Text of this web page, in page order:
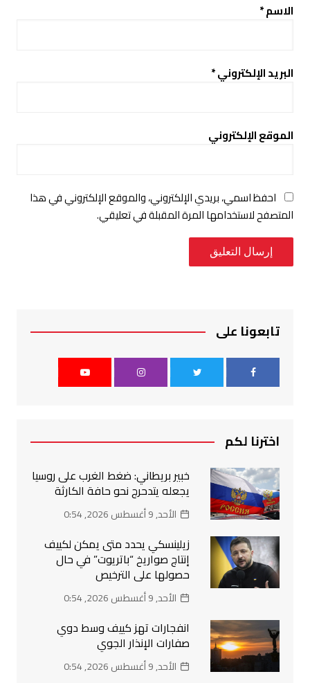
الاسم*
البريد الإلكتروني*
الموقع الإلكتروني
احفظ اسمي، بريدي الإلكتروني، والموقع الإلكتروني في هذا
المتصفح لاستخدامها المرة المقبلة في تعليقي.
تابعونا على
اخترنا لكم
خبير بريطاني: ضغط الغرب على روسيا
يجعله يتدحرج نحو حافة الكارثة
الأحد, 9 أغسطس 2026, 0:54
زيلينسكي يحدد متى يمكن لكييف
إنتاج صواريخ “باتريوت” في حال
حصولها على الترخيص
الأحد, 9 أغسطس 2026, 0:54
انفجارات تهز كييف وسط دوي
صفارات الإنذار الجوي
الأحد, 9 أغسطس 2026, 0:54